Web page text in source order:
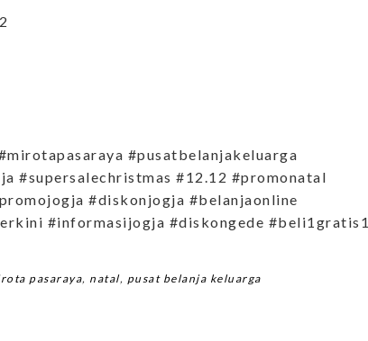
#pusatbelanjakeluarga
#supersalechristmas #12.12 #promonatal
#diskonjogja #belanjaonline
#informasijogja #diskongede #beli1gratis1
pasaraya, natal, pusat belanja keluarga